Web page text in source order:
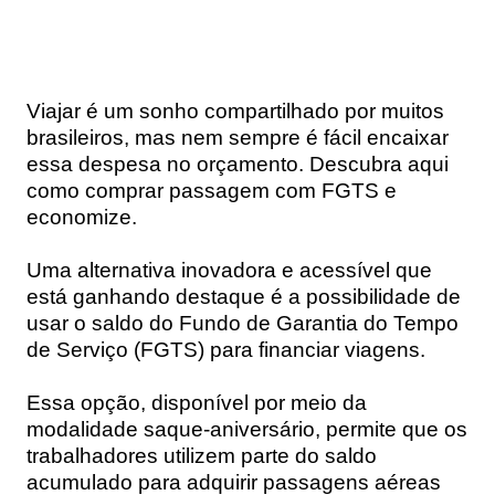
Viajar é um sonho compartilhado por muitos
brasileiros, mas nem sempre é fácil encaixar
essa despesa no orçamento. Descubra aqui
como comprar passagem com FGTS e
economize.
Uma alternativa inovadora e acessível que
está ganhando destaque é a possibilidade de
usar o saldo do Fundo de Garantia do Tempo
de Serviço (FGTS) para financiar viagens.
Essa opção, disponível por meio da
modalidade saque-aniversário, permite que os
trabalhadores utilizem parte do saldo
acumulado para adquirir passagens aéreas